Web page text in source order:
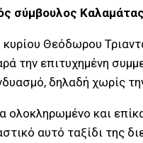
σύμβουλος Καλαμάτας
Θεόδωρου
την επιτυχημένη
δηλαδή χωρίς
ολοκληρωμένο και
αυτό ταξίδι της